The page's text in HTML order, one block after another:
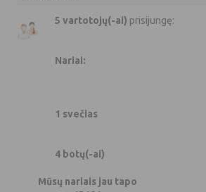
5 vartotojų(-ai) prisijungę:
Nariai:
1 svečias
4 botų(-ai)
Mūsų nariais jau tapo